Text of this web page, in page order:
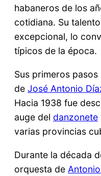
habaneros de los
cotidiana. Su
excepcional, lo
típicos de la época.
Sus primeros
de José Antonio
Hacia 1938 fue
auge del danzonete
varias provincias
Durante la década
orquesta de